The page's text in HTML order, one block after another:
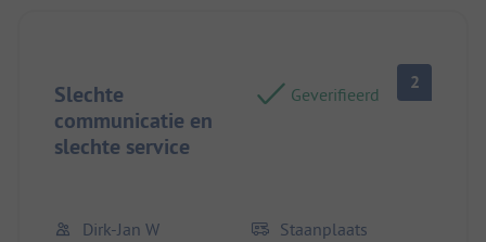
Slechte
communicatie en
slechte service
Geverifieerd
2
Dirk-Jan W Staanplaats